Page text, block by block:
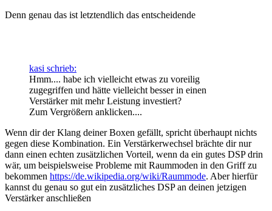
Denn genau das ist letztendlich das entscheidende
kasi schrieb:
Hmm.... habe ich vielleicht etwas zu voreilig
zugegriffen und hätte vielleicht besser in einen
Verstärker mit mehr Leistung investiert?
Zum Vergrößern anklicken....
Wenn dir der Klang deiner Boxen gefällt, spricht überhaupt nichts
gegen diese Kombination. Ein Verstärkerwechsel brächte dir nur
dann einen echten zusätzlichen Vorteil, wenn da ein gutes DSP drin
wär, um beispielsweise Probleme mit Raummoden in den Griff zu
bekommen https://de.wikipedia.org/wiki/Raummode. Aber hierfür
kannst du genau so gut ein zusätzliches DSP an deinen jetzigen
Verstärker anschließen